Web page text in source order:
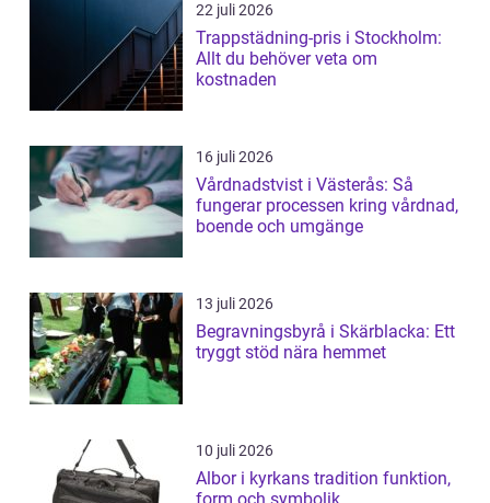
22 juli 2026
Trappstädning-pris i Stockholm:
Allt du behöver veta om
kostnaden
16 juli 2026
Vårdnadstvist i Västerås: Så
fungerar processen kring vårdnad,
boende och umgänge
13 juli 2026
Begravningsbyrå i Skärblacka: Ett
tryggt stöd nära hemmet
10 juli 2026
Albor i kyrkans tradition funktion,